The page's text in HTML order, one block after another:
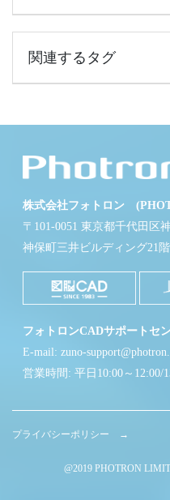
関連するタグ
株式会社フォトロン
〒101-0051 東京都千代田区
神保町三井ビルディング21階
フォトロンCADサポートセ
E-mail: zuno-
営業時間: 平日10:00～12:00/
プライバシーポリシー →
@2019 PHOTRON